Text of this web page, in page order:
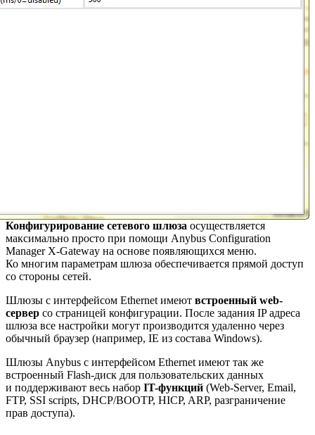
Конфигурирование сетевого шлюза осуществляется
максимально просто при помощи Anybus Configuration
Manager X-Gateway на основе появляющихся меню.
Ко многим параметрам шлюза обеспечивается прямой доступ
со стороны сетей.
Шлюзы с интерфейсом Ethernet имеют встроенный web-
сервер со страницей конфигурации. После задания IP адреса
шлюза все настройки могут производится удаленно через
обычный браузер (например, IE из состава Windows).
Шлюзы Anybus с интерфейсом Ethernet имеют так же
встроенный Flash-диск для пользовательских данных
и поддерживают весь набор IT-функций (Web-Server, Email,
FTP, SSI scripts, DHCP/BOOTP, HICP, ARP, разграничение
прав доступа).